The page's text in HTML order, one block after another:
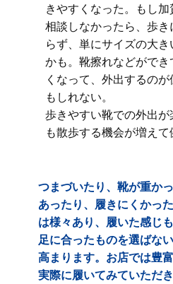
きやすくなった。もし
相談しなかったら、歩
らず、単にサイズの大
かも。靴擦れなどができ
くなって、外出するの
もしれない。
歩きやすい靴での外出が
も散歩する機会が増えて
つまづいたり、靴が重か
あったり、履きにくかっ
は様々あり、履いた感じ
足に合ったものを選ばな
高まります。お店では豊
実際に履いてみていただ